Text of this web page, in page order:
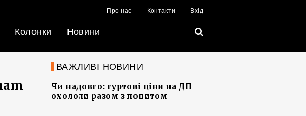
Про нас Контакти Вхід
Колонки Новини
ВАЖЛИВІ НОВИНИ
Чи надовго: гуртові ціни на ДП
охололи разом з попитом